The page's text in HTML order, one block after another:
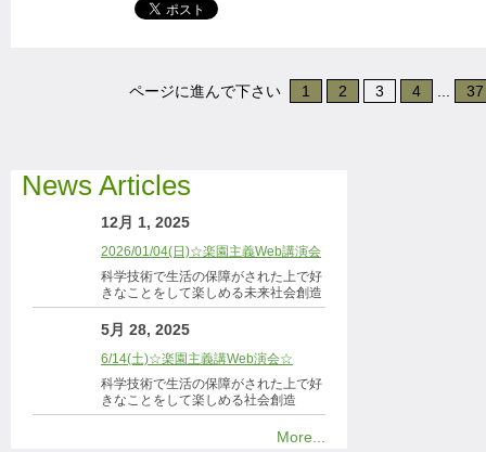
ページに進んで下さい 1 2 3 4 37
News Articles
12月 1, 2025
2026/01/04(日)☆楽園主義Web講演会
科学技術で生活の保障がされた上で好
きなことをして楽しめる未来社会創造
5月 28, 2025
6/14(土)☆楽園主義講Web演会☆
科学技術で生活の保障がされた上で好
きなことをして楽しめる社会創造
More...